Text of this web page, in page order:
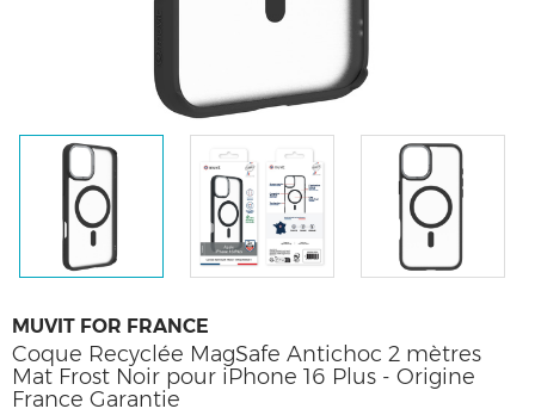
MUVIT FOR FRANCE
Coque Recyclée MagSafe Antichoc 2 mètres
Mat Frost Noir pour iPhone 16 Plus - Origine
France Garantie